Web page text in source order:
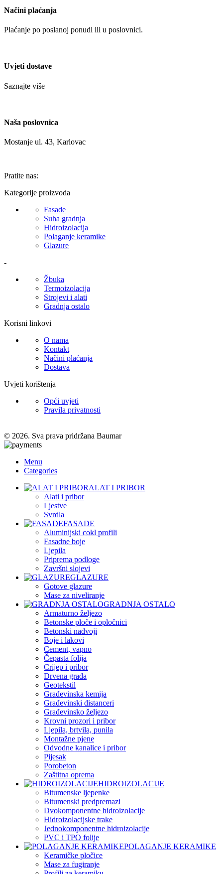
Načini plaćanja
Plaćanje po poslanoj ponudi ili u poslovnici.
Uvjeti dostave
Saznajte više
Naša poslovnica
Mostanje ul. 43, Karlovac
Pratite nas:
Kategorije proizvoda
Fasade
Suha gradnja
Hidroizolacija
Polaganje keramike
Glazure
-
Žbuka
Termoizolacija
Strojevi i alati
Gradnja ostalo
Korisni linkovi
O nama
Kontakt
Načini plaćanja
Dostava
Uvjeti korištenja
Opći uvjeti
Pravila privatnosti
© 2026. Sva prava pridržana Baumar
Menu
Categories
ALAT I PRIBOR
Alati i pribor
Ljestve
Svrdla
FASADE
Aluminijski cokl profili
Fasadne boje
Ljepila
Priprema podloge
Završni slojevi
GLAZURE
Gotove glazure
Mase za niveliranje
GRADNJA OSTALO
Armaturno željezo
Betonske ploče i opločnici
Betonski nadvoji
Boje i lakovi
Cement, vapno
Čepasta folija
Crijep i pribor
Drvena građa
Geotekstil
Građevinska kemija
Građevinski distanceri
Građevinsko željezo
Krovni prozori i pribor
Ljepila, brtvila, punila
Montažne pjene
Odvodne kanalice i pribor
Pijesak
Porobeton
Zaštitna oprema
HIDROIZOLACIJE
Bitumenske ljepenke
Bitumenski predpremazi
Dvokomponentne hidroizolacije
Hidroizolacijske trake
Jednokomponentne hidroizolacije
PVC i TPO folije
POLAGANJE KERAMIKE
Keramičke pločice
Mase za fugiranje